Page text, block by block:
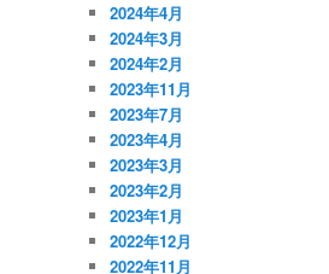
2024年4月
2024年3月
2024年2月
2023年11月
2023年7月
2023年4月
2023年3月
2023年2月
2023年1月
2022年12月
2022年11月